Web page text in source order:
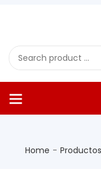
Home